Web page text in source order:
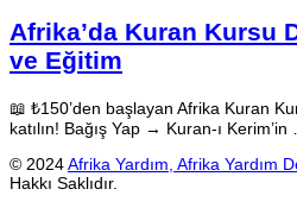
Afrika’da Kuran Kursu
ve Eğitim
📖 ₺150’den başlayan Afrika Kuran
katılın! Bağış Yap → Kuran-ı Kerim’in
© 2024Afrika Yardım, Afrika Yardım
Hakkı Saklıdır.